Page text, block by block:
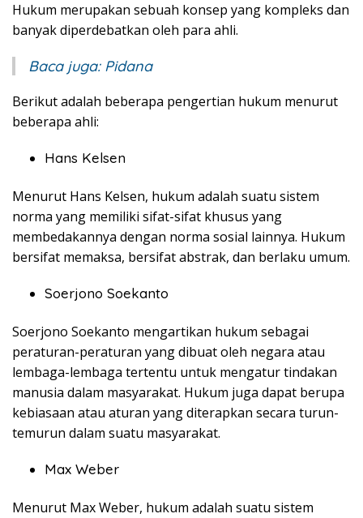
Hukum merupakan sebuah konsep yang kompleks dan
banyak diperdebatkan oleh para ahli.
Baca juga: Pidana
Berikut adalah beberapa pengertian hukum menurut
beberapa ahli:
Hans Kelsen
Menurut Hans Kelsen, hukum adalah suatu sistem
norma yang memiliki sifat-sifat khusus yang
membedakannya dengan norma sosial lainnya. Hukum
bersifat memaksa, bersifat abstrak, dan berlaku umum.
Soerjono Soekanto
Soerjono Soekanto mengartikan hukum sebagai
peraturan-peraturan yang dibuat oleh negara atau
lembaga-lembaga tertentu untuk mengatur tindakan
manusia dalam masyarakat. Hukum juga dapat berupa
kebiasaan atau aturan yang diterapkan secara turun-
temurun dalam suatu masyarakat.
Max Weber
Menurut Max Weber, hukum adalah suatu sistem